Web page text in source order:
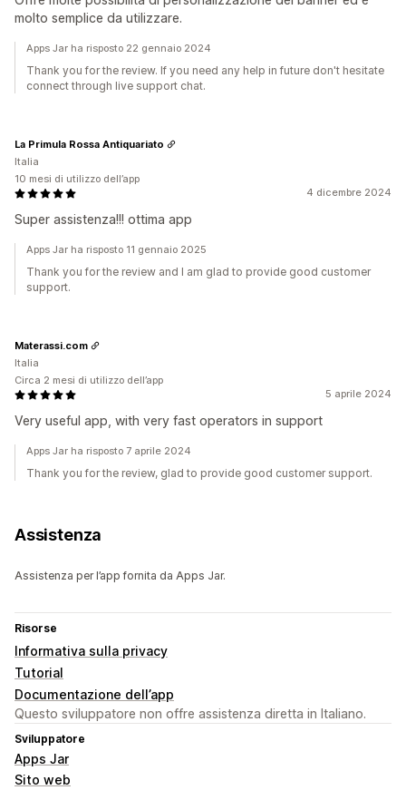
molto semplice da utilizzare.
Apps Jar ha risposto 22 gennaio 2024
Thank you for the review. If you need any help in future don't hesitate
connect through live support chat.
4 dicembre 2024
Super assistenza!!! ottima app
La Primula Rossa Antiquariato
Italia
10 mesi di utilizzo dell’app
Apps Jar ha risposto 11 gennaio 2025
Thank you for the review and I am glad to provide good customer
support.
5 aprile 2024
Very useful app, with very fast operators in support
Materassi.com
Italia
Circa 2 mesi di utilizzo dell’app
Apps Jar ha risposto 7 aprile 2024
Thank you for the review, glad to provide good customer support.
Assistenza
Assistenza per l’app fornita da Apps Jar.
Risorse
Informativa sulla privacy
Tutorial
Documentazione dell’app
Questo sviluppatore non offre assistenza diretta in Italiano.
Sviluppatore
Apps Jar
Sito web